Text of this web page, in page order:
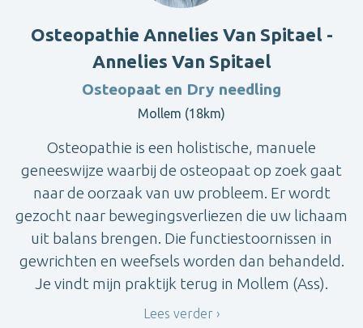
Osteopathie Annelies Van Spitael -
Annelies Van Spitael
Osteopaat en Dry needling
Mollem (18km)
Osteopathie is een holistische, manuele
geneeswijze waarbij de osteopaat op zoek gaat
naar de oorzaak van uw probleem. Er wordt
gezocht naar bewegingsverliezen die uw lichaam
uit balans brengen. Die functiestoornissen in
gewrichten en weefsels worden dan behandeld.
Je vindt mijn praktijk terug in Mollem (Ass).
Lees verder